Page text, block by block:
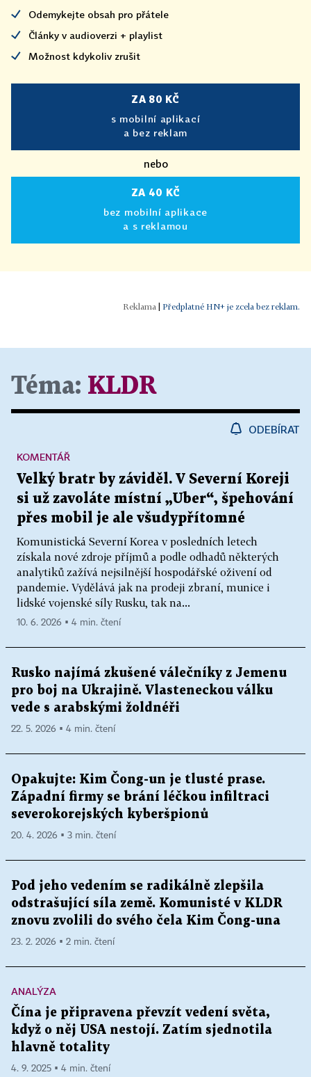
Odemykejte obsah pro přátele
Články v audioverzi + playlist
Možnost kdykoliv zrušit
ZA 80 KČ
s mobilní aplikací
a bez reklam
nebo
ZA 40 KČ
bez mobilní aplikace
a s reklamou
| Předplatné HN+ je zcela bez reklam.
Téma: KLDR
ODEBÍRAT
Velký bratr by záviděl. V Severní Koreji
si už zavoláte místní „Uber“, špehování
přes mobil je ale všudypřítomné
Komunistická Severní Korea v posledních letech
získala nové zdroje příjmů a podle odhadů některých
analytiků zažívá nejsilnější hospodářské oživení od
pandemie. Vydělává jak na prodeji zbraní, munice i
lidské vojenské síly Rusku, tak na...
KOMENTÁŘ
10. 6. 2026 ▪ 4 min. čtení
Rusko najímá zkušené válečníky z Jemenu
pro boj na Ukrajině. Vlasteneckou válku
vede s arabskými žoldnéři
22. 5. 2026 ▪ 4 min. čtení
Opakujte: Kim Čong-un je tlusté prase.
Západní firmy se brání léčkou infiltraci
severokorejských kyberšpionů
20. 4. 2026 ▪ 3 min. čtení
Pod jeho vedením se radikálně zlepšila
odstrašující síla země. Komunisté v KLDR
znovu zvolili do svého čela Kim Čong-una
23. 2. 2026 ▪ 2 min. čtení
ANALÝZA
Čína je připravena převzít vedení světa,
když o něj USA nestojí. Zatím sjednotila
hlavně totality
4. 9. 2025 ▪ 4 min. čtení